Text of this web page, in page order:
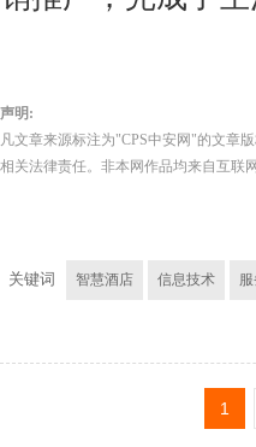
声明:
凡文章来源标注为"CPS中安网"的文章
相关法律责任。非本网作品均来自互联
关键词 智慧酒店 信息技术
1